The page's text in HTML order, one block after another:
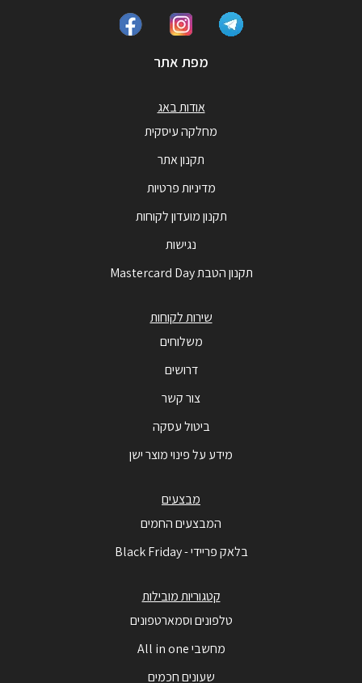
מפת אתר
אודות באג
מחלקה עיסקית
תקנון אתר
מדיניות פרטיות
תקנון מועדון לקוחות
נגישות
תקנון הטבת Mastercard Day
שירות לקוחות
משלוחים
דרושים
צור קשר
ביטול עסקה
מידע על פינוי מוצר ישן
מבצעים
המבצעים החמים
בלאק פריידי - Black Friday
קטגוריות מובילות
טלפונים וסמארטפונים
מחשבי All in one
שעונים חכמים